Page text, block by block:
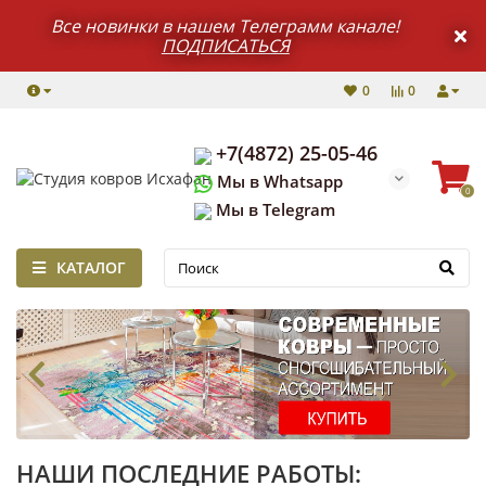
Все новинки в нашем Телеграмм канале!
ПОДПИСАТЬСЯ
0
0
+7(4872) 25-05-46
Мы в Whatsapp
Мы в Telegram
0
КАТАЛОГ
НАШИ ПОСЛЕДНИЕ РАБОТЫ: